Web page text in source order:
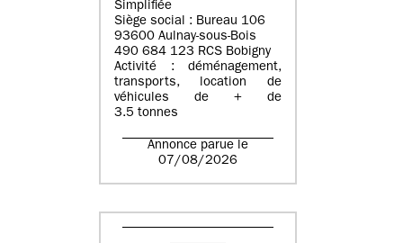
Simplifiée
Siège social : Bureau 106
93600 Aulnay-sous-Bois
490 684 123 RCS Bobigny
Activité : déménagement,
transports, location de
véhicules de + de
3.5 tonnes
Annonce parue le
07/08/2026